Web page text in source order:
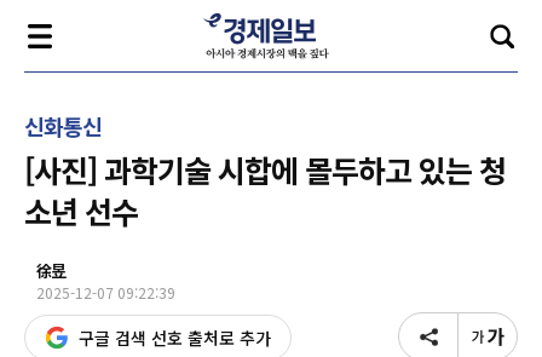
신화통신
[사진] 과학기술 시합에 몰두하고 있는 청
소년 선수
徐昱
2025-12-07 09:22:39
구글 검색 선호 출처로 추가